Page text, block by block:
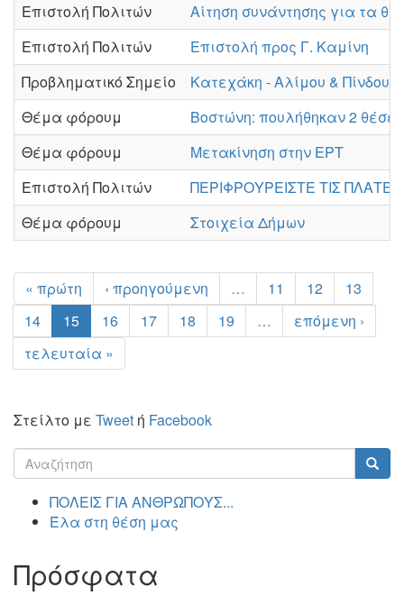
Επιστολή Πολιτών
Αίτηση συνάντησης για τα
Επιστολή Πολιτών
Επιστολή προς Γ. Καμίνη
Προβληματικό Σημείο
Κατεχάκη - Αλίμου & Πίνδου
Θέμα φόρουμ
Βοστώνη: πουλήθηκαν 2
Θέμα φόρουμ
Μετακίνηση στην ΕΡΤ
Επιστολή Πολιτών
ΠΕΡΙΦΡΟΥΡΕΙΣΤΕ ΤΙΣ
Θέμα φόρουμ
Στοιχεία Δήμων
« πρώτη ‹ προηγούμενη … 11 12
13
14
15 16 17 18 19 …
επόμενη ›
τελευταία »
Στείλτο με Tweet ή Facebook
Φόρμα
αναζήτησης
ΠΟΛΕΙΣ ΓΙΑ ΑΝΘΡΩΠΟΥΣ...
Έλα στη θέση μας
Πρόσφατα